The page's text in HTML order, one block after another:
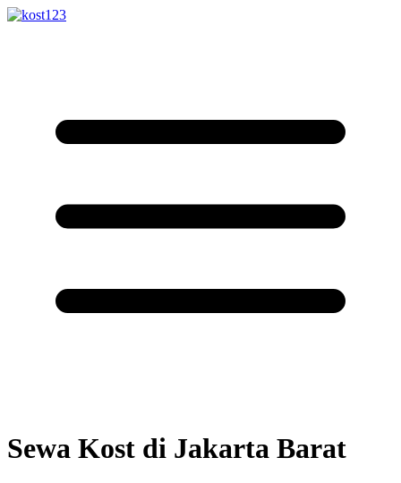
Sewa Kost di Jakarta Barat